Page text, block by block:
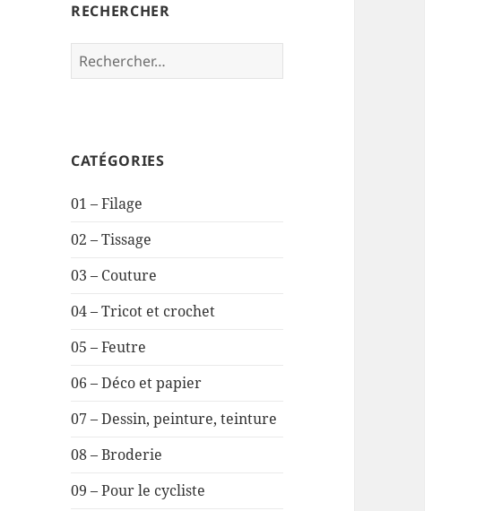
RECHERCHER
Rechercher :
CATÉGORIES
01 – Filage
02 – Tissage
03 – Couture
04 – Tricot et crochet
05 – Feutre
06 – Déco et papier
07 – Dessin, peinture, teinture
08 – Broderie
09 – Pour le cycliste